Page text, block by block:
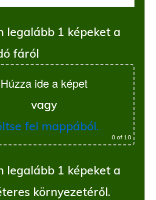
legalább 1 képeket a
fáról
Húzza ide a képet
vagy
fel mappából.
0of 10
legalább 1 képeket a
környezetéről.